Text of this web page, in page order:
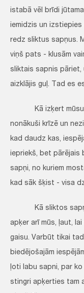
istabā vēl brīdi
iemidzis un
redz sliktus sapņus.
viņš pats - klusām
sliktais sapnis pāriet,
aizklājis guļ. Tad es
Kā izķert mūsu
nonākuši krīzē un
kad daudz kas,
iepriekš, bet pārējais
sapņi, no kuriem
kad sāk šķist - visa
Kā sliktos sapņus
apķer arī mūs, ļaut,
gaisu. Varbūt tikai
biedējošajām
ļoti labu sapni, par
stingri apķerties tam